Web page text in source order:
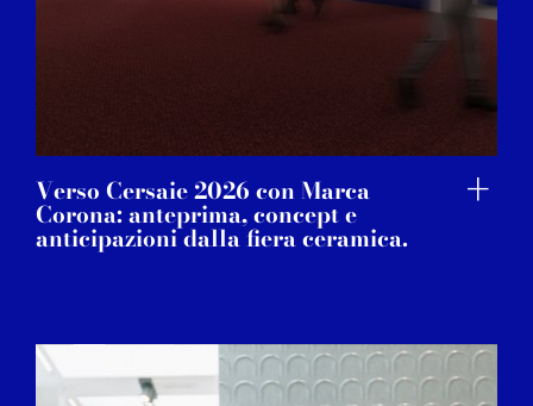
Verso Cersaie 2026 con Marca
Corona: anteprima, concept e
anticipazioni dalla fiera ceramica.